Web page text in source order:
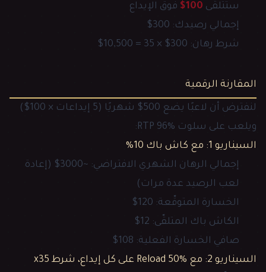
ستتلقّى 100$
فوق الإيداع
إجمالي رصيدك: 300$
شرط رهان: 300$ × 35 = 10,500$
المقارنة الرقمية
لنفترض أن لاعبًا يضع 500$ شهريًا (5 إيداعات × 100$)
ويلعب على سلوت RTP 96%:
السيناريو 1: مع كاش باك 10%
إجمالي الرهان الشهري الافتراضي: ~3000$ (إعادة
لعب الرصيد عدة مرات)
الخسارة المتوقّعة: 120$
الكاش باك المتلقّى: 12$
صافي الخسارة الفعلية: 108$
السيناريو 2: مع Reload 50% على كل إيداع، شرط x35